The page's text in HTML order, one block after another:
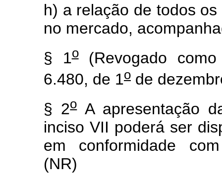
h) a relação de todos
no mercado,
§ 1o(Revogado
6.480, de 1o de
§ 2oA apresentação
inciso VII poderá ser
em conformidade
(NR)